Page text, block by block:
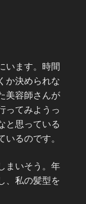
います。時間
か決められな
美容師さんが
ってみようっ
と思っている
るのです。
まいそう。年
、私の髪型を